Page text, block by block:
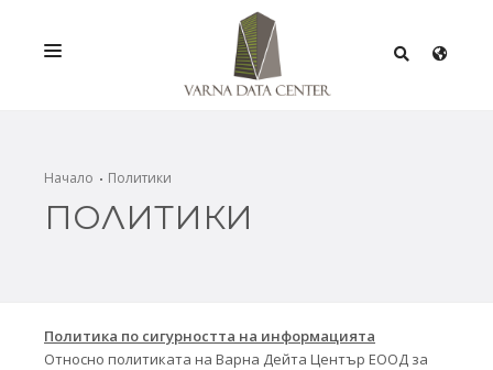
ПРОМОЦИИ
СЕРТИФИКАТИ
Начало Политики
ПОЛИТИКИ
Политика по сигурността на информацията
Относно политиката на Варна Дейта Център ЕООД за